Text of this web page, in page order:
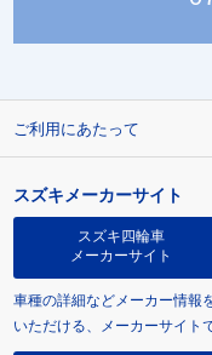
ご利用にあたって
スズキメーカーサイト
スズキ四輪車
メーカーサイト
車種の詳細などメーカー情報
いただける、メーカーサイト